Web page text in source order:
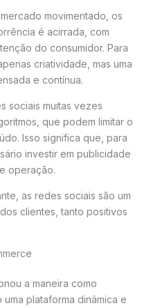
movimentado, os
é acirrada, com
do consumidor. Para
criatividade, mas uma
e contínua.
sociais muitas vezes
que podem limitar o
Isso significa que, para
investir em publicidade
operação.
as redes sociais são um
clientes, tanto positivos
a maneira como
plataforma dinâmica e